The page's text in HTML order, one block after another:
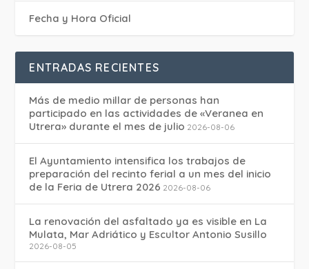
Fecha y Hora Oficial
ENTRADAS RECIENTES
Más de medio millar de personas han
participado en las actividades de «Veranea en
Utrera» durante el mes de julio 2026-08-06
El Ayuntamiento intensifica los trabajos de
preparación del recinto ferial a un mes del inicio
de la Feria de Utrera 2026 2026-08-06
La renovación del asfaltado ya es visible en La
Mulata, Mar Adriático y Escultor Antonio Susillo
2026-08-05